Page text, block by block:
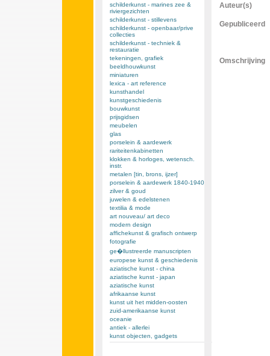
schilderkunst - marines zee &
riviergezichten
schilderkunst - stillevens
schilderkunst - openbaar/prive
collecties
schilderkunst - techniek &
restauratie
tekeningen, grafiek
beeldhouwkunst
miniaturen
lexica - art reference
kunsthandel
kunstgeschiedenis
bouwkunst
prijsgidsen
meubelen
glas
porselein & aardewerk
rariteitenkabinetten
klokken & horloges, wetensch.
instr.
metalen [tin, brons, ijzer]
porselein & aardewerk 1840-1940
zilver & goud
juwelen & edelstenen
textilia & mode
art nouveau/ art deco
modern design
affichekunst & grafisch ontwerp
fotografie
ge�llustreerde manuscripten
europese kunst & geschiedenis
aziatische kunst - china
aziatische kunst - japan
aziatische kunst
afrikaanse kunst
kunst uit het midden-oosten
zuid-amerikaanse kunst
oceanie
antiek - allerlei
kunst objecten, gadgets
Auteur(s)
Gepubliceerd
Omschrijving